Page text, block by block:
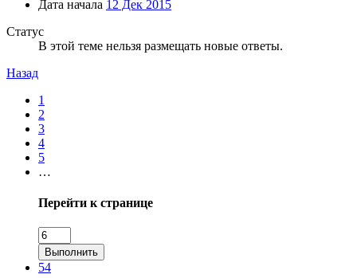
Дата начала 12 Дек 2015
Статус
В этой теме нельзя размещать новые ответы.
Назад
1
2
3
4
5
…
Перейти к странице
Выполнить
54